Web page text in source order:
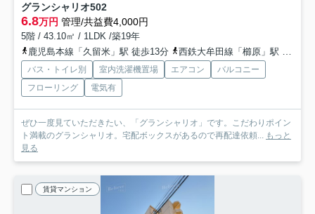
グランシャリオ502
6.8万円 管理/共益費4,000円
5階 / 43.10㎡ / 1LDK /築19年
鹿児島本線「久留米」駅 徒歩13分
西鉄大牟田線「櫛原」駅 徒歩22分
バス・トイレ別 室内洗濯機置場 エアコン
バルコニー
フローリング
電気有
ぜひ一度見ていただきたい、「グランシャリオ」です。こだわりポイン
ト満載のグランシャリオ。宅配ボックスがあるので再配達依頼...
もっと
見る
賃貸マンション